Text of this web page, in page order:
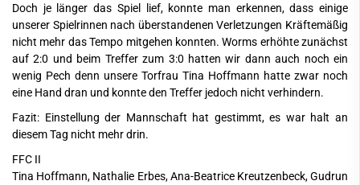
Doch je länger das Spiel lief, konnte man erkennen, dass einige
unserer Spielrinnen nach überstandenen Verletzungen Kräftemäßig
nicht mehr das Tempo mitgehen konnten. Worms erhöhte zunächst
auf 2:0 und beim Treffer zum 3:0 hatten wir dann auch noch ein
wenig Pech denn unsere Torfrau Tina Hoffmann hatte zwar noch
eine Hand dran und konnte den Treffer jedoch nicht verhindern.
Fazit: Einstellung der Mannschaft hat gestimmt, es war halt an
diesem Tag nicht mehr drin.
FFC II
Tina Hoffmann, Nathalie Erbes, Ana-Beatrice Kreutzenbeck, Gudrun